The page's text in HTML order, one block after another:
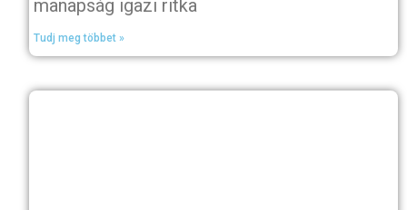
manapság igazi ritka
Tudj meg többet »